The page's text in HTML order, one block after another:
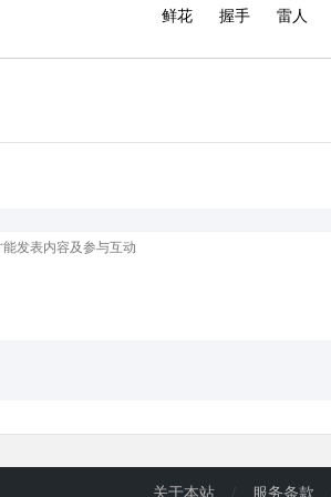
鲜花 握手 雷人
关于本站 / 服务条款